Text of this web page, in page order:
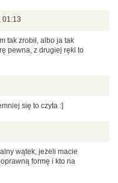
01:13
tak zrobił, albo ja tak
pewna, z drugiej ręki to
się to czyta :]
wątek, jeżeli macie
formę i kto na